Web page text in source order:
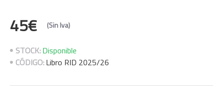
45€ (Sin Iva)
STOCK:Disponible
CÓDIGO:Libro RID 2025/26